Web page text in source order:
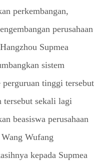
perkembangan,
perusahaan
Supmea
sistem
tinggi tersebut
tersebut sekali lagi
beasiswa perusahaan
Wufang
kepada Supmea